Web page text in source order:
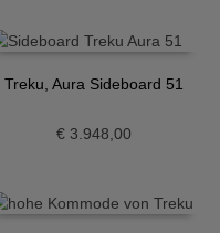
Treku, Aura Sideboard 51
€ 3.948,00